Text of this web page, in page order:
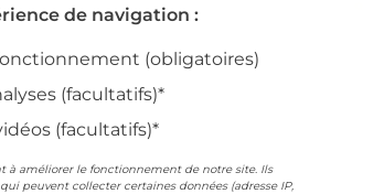
de navigation :
(obligatoires)
(facultatifs)*
(facultatifs)*
à améliorer le fonctionnement de notre site. Ils
peuvent collecter certaines données (adresse IP,